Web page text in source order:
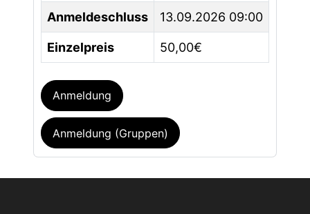
Anmeldeschluss 13.09.2026 09:00
Einzelpreis 50,00€
Anmeldung
Anmeldung (Gruppen)